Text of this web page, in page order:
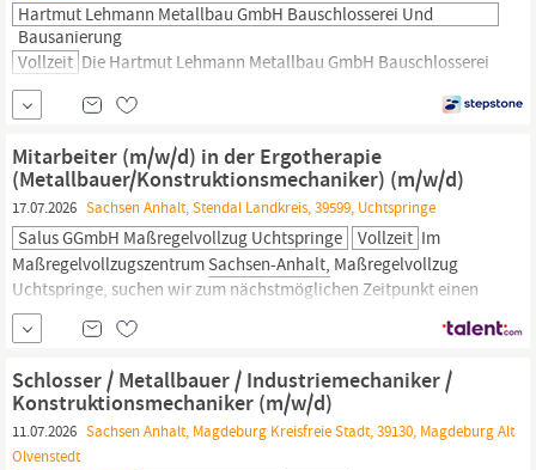
Hartmut Lehmann Metallbau GmbH Bauschlosserei Und
Bausanierung
Vollzeit Die Hartmut Lehmann Metallbau GmbH Bauschlosserei
und Bausanierung ist ein kleines, etabliertes
Handwerksunternehmen, das sich auf Metallbau, Bauschlosserei
Qualität und Präzision fertigen wir individuelle Konstruktionen
und bieten umfassende Sanierungslösungen an. Unsere
langjährige Erfahrung und das...
Mitarbeiter (m/w/d) in der Ergotherapie
(Metallbauer/Konstruktionsmechaniker) (m/w/d)
17.07.2026 Sachsen Anhalt, Stendal Landkreis, 39599, Uchtspringe
Salus GGmbH Maßregelvollzug Uchtspringe Vollzeit Im
Maßregelvollzugszentrum Sachsen-Anhalt, Maßregelvollzug
Uchtspringe, suchen wir zum nächstmöglichen Zeitpunkt einen
Mitarbeiter (m/w/d) in der Ergotherapie
(Metallbauer/Konstruktionsmechaniker
) (m/w/d) (Vollzeit/38,5
Wochenstunden oder Teilzeit nach Abstimmung, unbefristet) In
unserem Maßregelvollzug Uchtspringe werden nach §
Schlosser / Metallbauer / Industriemechaniker /
Konstruktionsmechaniker (m/w/d)
11.07.2026 Sachsen Anhalt, Magdeburg Kreisfreie Stadt, 39130, Magdeburg Alt
Olvenstedt